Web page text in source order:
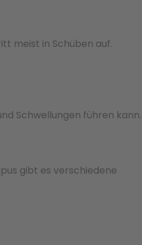
meist in Schüben auf.
Schwellungen führen kann.
gibt es verschiedene